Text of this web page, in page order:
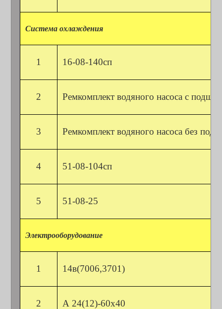
Система охлаждения
1 16-08-140сп
2 Ремкомплект водяного насоса с
3 Ремкомплект водяного насоса без
4 51-08-104сп
5 51-08-25
Электрооборудование
1 14в(7006,3701)
2 А 24(12)-60х40